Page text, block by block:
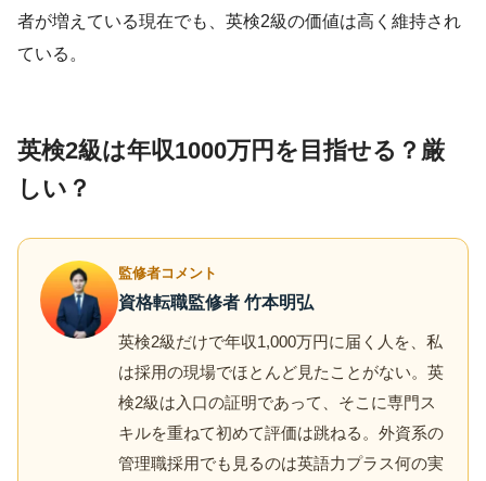
者が増えている現在でも、英検2級の価値は高く維持され
ている。
英検2級は年収1000万円を目指せる？厳
しい？
監修者コメント
資格転職監修者 竹本明弘
英検2級だけで年収1,000万円に届く人を、私
は採用の現場でほとんど見たことがない。英
検2級は入口の証明であって、そこに専門ス
キルを重ねて初めて評価は跳ねる。外資系の
管理職採用でも見るのは英語力プラス何の実